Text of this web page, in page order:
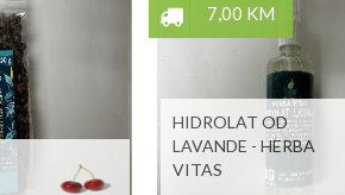
7,00 KM
HIDROLAT OD
LAVANDE - HERBA
VITAS